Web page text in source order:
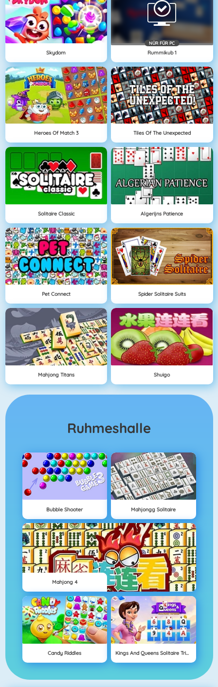
Skydom
NÜR FÜR PC
Rummikub 1
Heroes Of Match 3 Tiles Of The Unexpected
Solitaire Classic Algerijns Patience
Pet Connect Spider Solitaire Suits
Mahjong Titans Shuigo
Ruhmeshalle
Bubble Shooter Mahjongg Solitaire
Mahjong 4
Candy Riddles Kings And Queens Solitaire Tripeaks